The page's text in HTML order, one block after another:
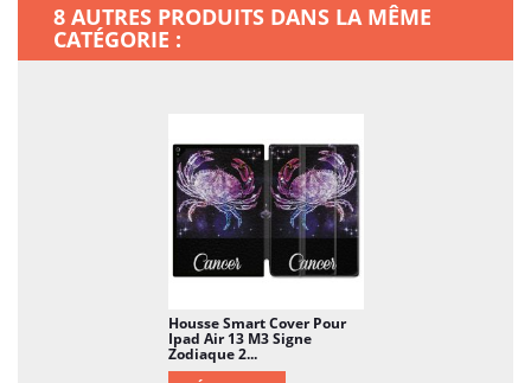
8 AUTRES PRODUITS DANS LA MÊME
CATÉGORIE :
Housse Smart Cover Pour
Ipad Air 13 M3 Signe
Zodiaque 2...